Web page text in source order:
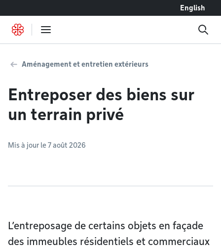
English
Aménagement et entretien extérieurs
Entreposer des biens sur
un terrain privé
Mis à jour le 7 août 2026
L’entreposage de certains objets en façade
des immeubles résidentiels et commerciaux